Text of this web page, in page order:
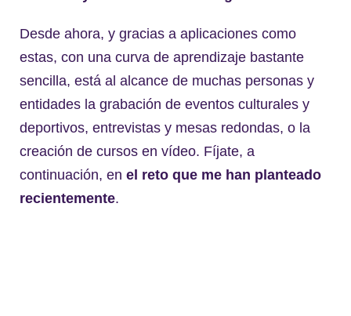
Desde ahora, y gracias a aplicaciones como
estas, con una curva de aprendizaje bastante
sencilla, está al alcance de muchas personas y
entidades la grabación de eventos culturales y
deportivos, entrevistas y mesas redondas, o la
creación de cursos en vídeo. Fíjate, a
continuación, en el reto que me han planteado
recientemente.